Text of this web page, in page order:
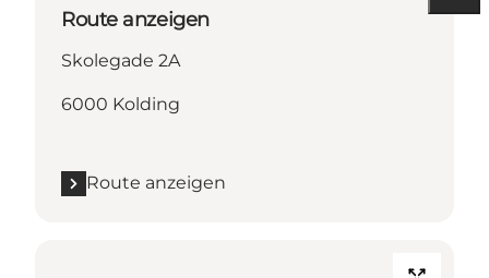
Route anzeigen
Skolegade 2A
6000 Kolding
Route anzeigen